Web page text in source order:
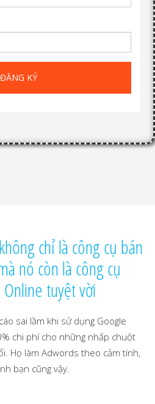
ĐĂNG KÝ
chỉ là công cụ bán
nó còn là công cụ
tuyệt vời
sai lầm khi sử dụng Google
chi phí cho những nhấp chuột
Họ làm Adwords theo cảm tính,
bạn cũng vậy.